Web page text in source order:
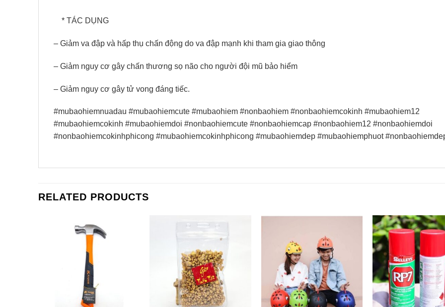
* TÁC DỤNG
– Giảm va đập và hấp thụ chấn động do va đập mạnh khi tham gia giao thông
– Giảm nguy cơ gây chấn thương sọ não cho người đội mũ bảo hiểm
– Giảm nguy cơ gây tử vong đáng tiếc.
#mubaohiemnuadau #mubaohiemcute #mubaohiem #nonbaohiem #nonbaohiemcokinh #mubaohiem12
#mubaohiemcokinh #mubaohiemdoi #nonbaohiemcute #nonbaohiemcap #nonbaohiem12 #nonbaohiemdoi
#nonbaohiemcokinhphicong #mubaohiemcokinhphicong #mubaohiemdep #mubaohiemphuot
RELATED PRODUCTS